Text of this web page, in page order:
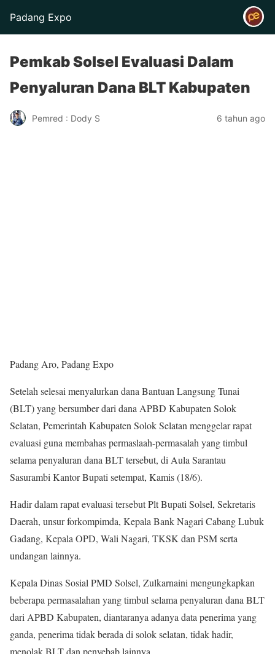
Padang Expo
Pemkab Solsel Evaluasi Dalam
Penyaluran Dana BLT Kabupaten
Pemred : Dody S 6 tahun ago
Padang Aro, Padang Expo
Setelah selesai menyalurkan dana Bantuan Langsung Tunai
(BLT) yang bersumber dari dana APBD Kabupaten Solok
Selatan, Pemerintah Kabupaten Solok Selatan menggelar rapat
evaluasi guna membahas permaslaah-permasalah yang timbul
selama penyaluran dana BLT tersebut, di Aula Sarantau
Sasurambi Kantor Bupati setempat, Kamis (18/6).
Hadir dalam rapat evaluasi tersebut Plt Bupati Solsel, Sekretaris
Daerah, unsur forkompimda, Kepala Bank Nagari Cabang Lubuk
Gadang, Kepala OPD, Wali Nagari, TKSK dan PSM serta
undangan lainnya.
Kepala Dinas Sosial PMD Solsel, Zulkarnaini mengungkapkan
beberapa permasalahan yang timbul selama penyaluran dana BLT
dari APBD Kabupaten, diantaranya adanya data penerima yang
ganda, penerima tidak berada di solok selatan, tidak hadir,
menolak BLT dan penyebab lainnya.